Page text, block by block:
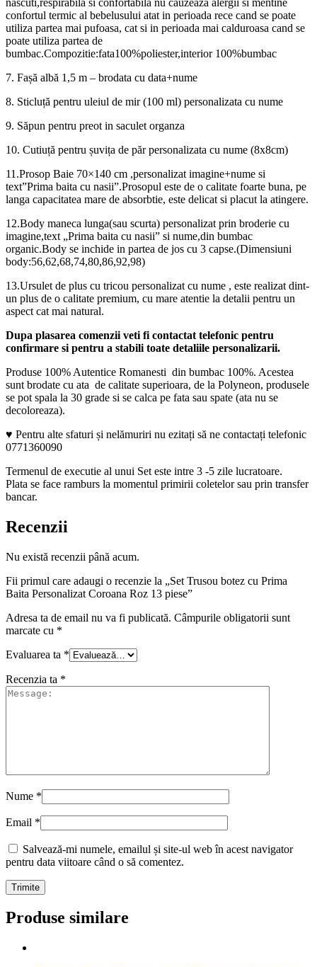
confortul termic al bebelusului atat in perioada rece cand se poate
utiliza partea mai pufoasa, cat si in perioada mai calduroasa cand se
poate utiliza partea de
bumbac.Compozitie:fata100%poliester,interior 100%bumbac
7. Fașă albă 1,5 m – brodata cu data+nume
8. Sticluță pentru uleiul de mir (100 ml) personalizata cu nume
9. Săpun pentru preot in saculet organza
10. Cutiuță pentru șuvița de păr personalizata cu nume (8x8cm)
11.Prosop Baie 70×140 cm ,personalizat imagine+nume si
text”Prima baita cu nasii”.Prosopul este de o calitate foarte buna, pe
langa capacitatea mare de absorbtie, este delicat si placut la atingere.
12.Body maneca lunga(sau scurta) personalizat prin broderie cu
imagine,text „Prima baita cu nasii” si nume,din bumbac
organic.Body se inchide in partea de jos cu 3 capse.(Dimensiuni
body:56,62,68,74,80,86,92,98)
13.Ursulet de plus cu tricou personalizat cu nume , este realizat dint-
un plus de o calitate premium, cu mare atentie la detalii pentru un
aspect cat mai natural.
Dupa plasarea comenzii veti fi contactat telefonic pentru
confirmare si pentru a stabili toate detaliile personalizarii.
Produse 100% Autentice Romanesti din bumbac 100%. Acestea
sunt brodate cu ata de calitate superioara, de la Polyneon, produsele
se pot spala la 30 grade si se calca pe fata sau spate (ata nu se
decoloreaza).
♥ Pentru alte sfaturi și nelămuriri nu ezitați să ne contactați telefonic
0771360090
Termenul de executie al unui Set este intre 3 -5 zile lucratoare.
Plata se face ramburs la momentul primirii coletelor sau prin transfer
bancar.
Recenzii
Nu există recenzii până acum.
Fii primul care adaugi o recenzie la „Set Trusou botez cu Prima
Baita Personalizat Coroana Roz 13 piese”
Adresa ta de email nu va fi publicată. Câmpurile obligatorii sunt
marcate cu *
Evaluarea ta *
Recenzia ta *
Nume *
Email *
Salvează-mi numele, emailul și site-ul web în acest navigator
pentru data viitoare când o să comentez.
Produse similare